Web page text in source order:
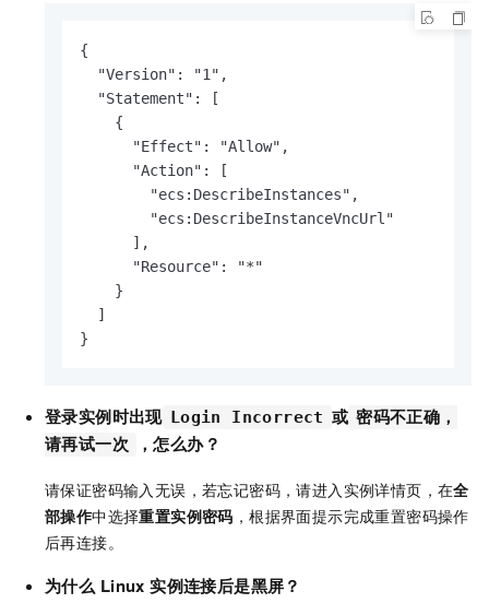
{
  "Version": "1",
  "Statement": [
    {
      "Effect": "Allow",
      "Action": [
        "ecs:DescribeInstances",
        "ecs:DescribeInstanceVncUrl"
      ],
      "Resource": "*"
    }
  ]
}
登录实例时出现 Login Incorrect 或 密码不正确，
请再试一次
，怎么办？
请保证密码输入无误，若忘记密码，请进入实例详情页，在全
部操作中选择重置实例密码 ，根据界面提示完成重置密码操作
后再连接。
为什么 Linux 实例连接后是黑屏？